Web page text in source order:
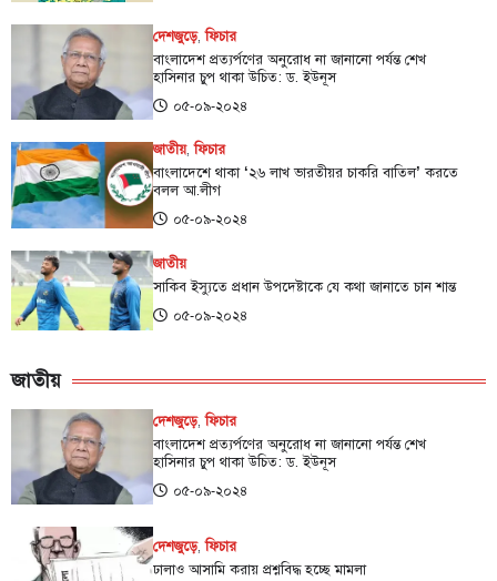
দেশজুড়ে,ফিচার
বাংলাদেশ প্রত্যর্পণের অনুরোধ না জানানো পর্যন্ত শেখ
হাসিনার চুপ থাকা উচিত: ড. ইউনূস
০৫-০৯-২০২৪
জাতীয়,ফিচার
বাংলাদেশে থাকা ‌‘২৬ লাখ ভারতীয়র চাকরি বাতিল’ করতে
বলল আ.লীগ
০৫-০৯-২০২৪
জাতীয়
সাকিব ইস্যুতে প্রধান উপদেষ্টাকে যে কথা জানাতে চান শান্ত
০৫-০৯-২০২৪
জাতীয়
দেশজুড়ে,ফিচার
বাংলাদেশ প্রত্যর্পণের অনুরোধ না জানানো পর্যন্ত শেখ
হাসিনার চুপ থাকা উচিত: ড. ইউনূস
০৫-০৯-২০২৪
দেশজুড়ে,ফিচার
ঢালাও আসামি করায় প্রশ্নবিদ্ধ হচ্ছে মামলা